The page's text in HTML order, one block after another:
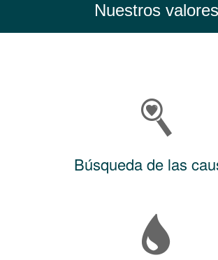
Nuestros valores
Búsqueda de las